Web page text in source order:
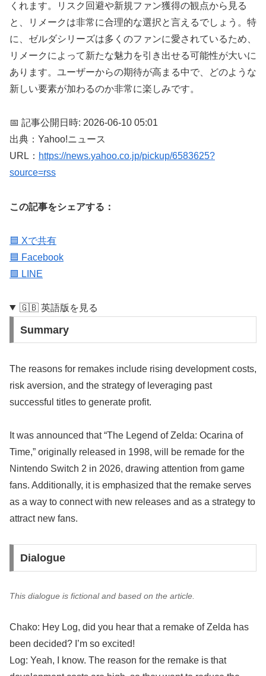
くれます。リスク回避や新規ファン獲得の観点から見る
と、リメークは非常に合理的な選択と言えるでしょう。特
に、ゼルダシリーズは多くのファンに愛されているため、
リメークによって新たな魅力を引き出せる可能性が大いに
あります。ユーザーからの期待が高まる中で、どのような
新しい要素が加わるのか非常に楽しみです。
📅 記事公開日時: 2026-06-10 05:01
出典：Yahoo!ニュース
URL： https://news.yahoo.co.jp/pickup/6583625?
source=rss
この記事をシェアする：
🟦 Xで共有
🟦 Facebook
🟩 LINE
🇬🇧 英語版を見る
Summary
The reasons for remakes include rising development costs,
risk aversion, and the strategy of leveraging past
successful titles to generate profit.
It was announced that “The Legend of Zelda: Ocarina of
Time,” originally released in 1998, will be remade for the
Nintendo Switch 2 in 2026, drawing attention from game
fans. Additionally, it is emphasized that the remake serves
as a way to connect with new releases and as a strategy to
attract new fans.
Dialogue
This dialogue is fictional and based on the article.
Chako: Hey Log, did you hear that a remake of Zelda has
been decided? I’m so excited!
Log: Yeah, I know. The reason for the remake is that